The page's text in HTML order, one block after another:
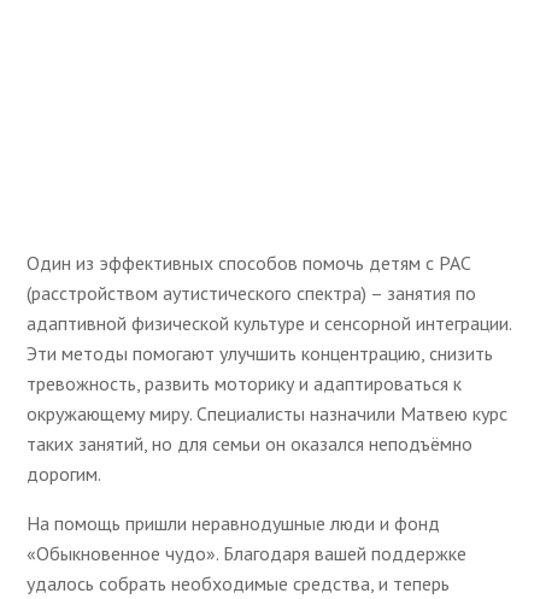
Один из эффективных способов помочь детям с РАС
(расстройством аутистического спектра) – занятия по
адаптивной физической культуре и сенсорной интеграции.
Эти методы помогают улучшить концентрацию, снизить
тревожность, развить моторику и адаптироваться к
окружающему миру. Специалисты назначили Матвею курс
таких занятий, но для семьи он оказался неподъёмно
дорогим.
На помощь пришли неравнодушные люди и фонд
«Обыкновенное чудо». Благодаря вашей поддержке
удалось собрать необходимые средства, и теперь